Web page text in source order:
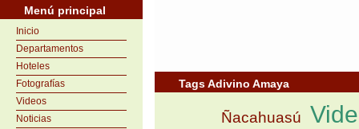
Menú principal
Inicio
Departamentos
Hoteles
Fotografías
Videos
Noticias
Tags Adivino Amaya
Ñacahuasú